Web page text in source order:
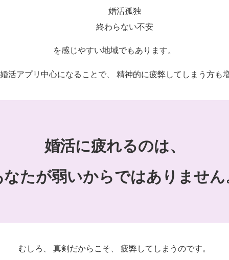
婚活孤独
終わらない不安
を感じやすい地域でもあります。
活アプリ中心になることで、 精神的に疲弊してしまう方も
婚活に疲れるのは、
なたが弱いからではありません
むしろ、 真剣だからこそ、 疲弊してしまうのです。